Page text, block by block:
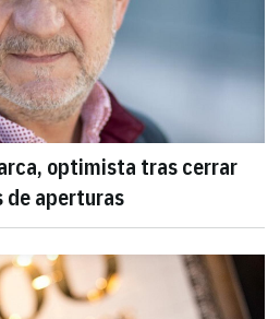
optimista tras cerrar
de aperturas